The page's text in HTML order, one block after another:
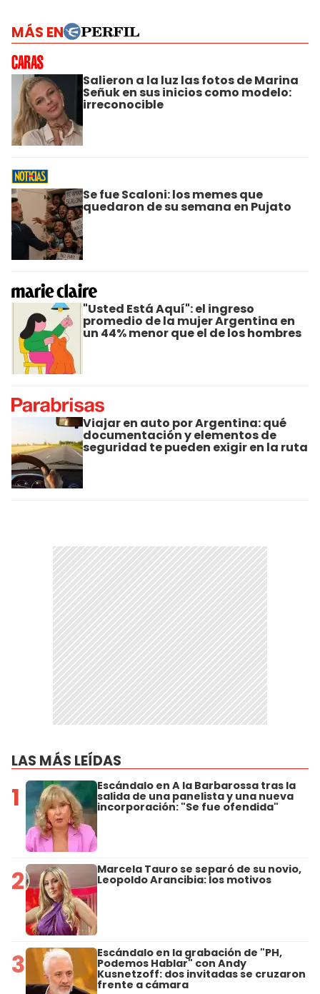
MÁS EN
Salieron a la luz las fotos de Marina
Señuk en sus inicios como modelo:
irreconocible
Se fue Scaloni: los memes que
quedaron de su semana en Pujato
"Usted Está Aquí": el ingreso
promedio de la mujer Argentina en
un 44% menor que el de los hombres
Viajar en auto por Argentina: qué
documentación y elementos de
seguridad te pueden exigir en la ruta
LAS MÁS LEÍDAS
1 Escándalo en A la Barbarossa tras la
salida de una panelista y una nueva
incorporación: "Se fue ofendida"
2 Marcela Tauro se separó de su novio,
Leopoldo Arancibia: los motivos
3 Escándalo en la grabación de "PH,
Podemos Hablar" con Andy
Kusnetzoff: dos invitadas se cruzaron
frente a cámara